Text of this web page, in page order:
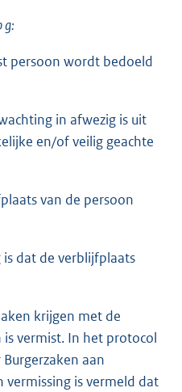
g:
persoon wordt bedoeld
in afwezig is uit
en/of veilig geachte
van de persoon
dat de verblijfplaats
krijgen met de
vermist. In het protocol
aan
vermissing is vermeld dat